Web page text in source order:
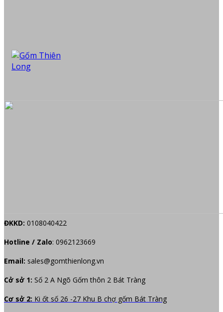
ĐKKD: 0108040422
Hotline / Zalo: 0962123669
Email: sales@gomthienlong.vn
Cở sở 1: Số 2 A Ngõ Gốm thôn 2 Bát Tràng
Cơ sở 2: Ki ốt số 26 -27 Khu B chợ gốm Bát Tràng